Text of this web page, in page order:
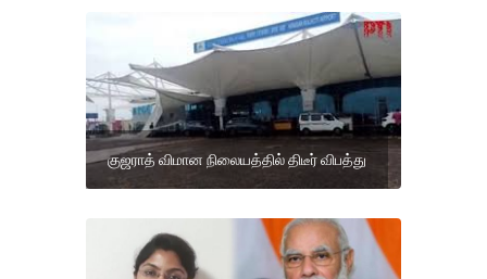
குஜராத் விமான நிலையத்தில் திடீர் விபத்து